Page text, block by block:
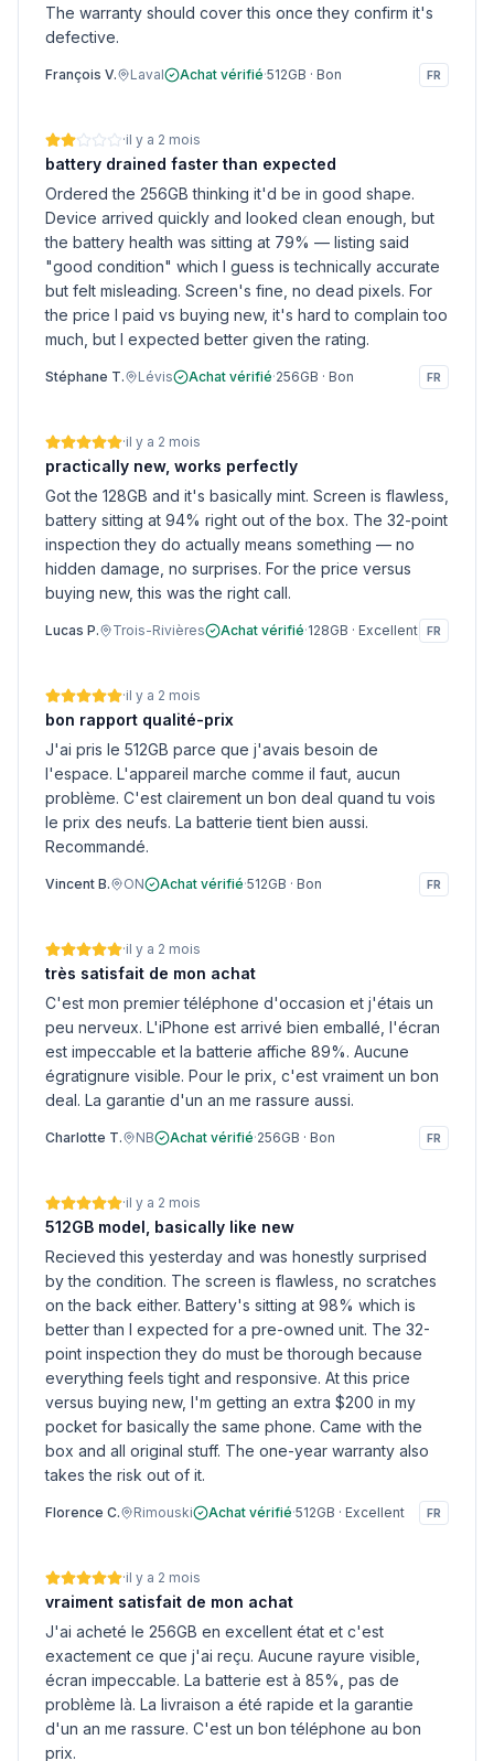
The warranty should cover this once they confirm it's
defective.
François V. Laval Achat vérifié·512GB · Bon FR
·il y a 2 mois
battery drained faster than expected
Ordered the 256GB thinking it'd be in good shape.
Device arrived quickly and looked clean enough, but
the battery health was sitting at 79% — listing said
"good condition" which I guess is technically accurate
but felt misleading. Screen's fine, no dead pixels. For
the price I paid vs buying new, it's hard to complain too
much, but I expected better given the rating.
Stéphane T. Lévis Achat vérifié·256GB · Bon FR
·il y a 2 mois
practically new, works perfectly
Got the 128GB and it's basically mint. Screen is flawless,
battery sitting at 94% right out of the box. The 32-point
inspection they do actually means something — no
hidden damage, no surprises. For the price versus
buying new, this was the right call.
Lucas P. Trois-Rivières Achat vérifié·128GB · Excellent FR
·il y a 2 mois
bon rapport qualité-prix
J'ai pris le 512GB parce que j'avais besoin de
l'espace. L'appareil marche comme il faut, aucun
problème. C'est clairement un bon deal quand tu vois
le prix des neufs. La batterie tient bien aussi.
Recommandé.
Vincent B. ON Achat vérifié·512GB · Bon FR
·il y a 2 mois
très satisfait de mon achat
C'est mon premier téléphone d'occasion et j'étais un
peu nerveux. L'iPhone est arrivé bien emballé, l'écran
est impeccable et la batterie affiche 89%. Aucune
égratignure visible. Pour le prix, c'est vraiment un bon
deal. La garantie d'un an me rassure aussi.
Charlotte T. NB Achat vérifié·256GB · Bon FR
·il y a 2 mois
512GB model, basically like new
Recieved this yesterday and was honestly surprised
by the condition. The screen is flawless, no scratches
on the back either. Battery's sitting at 98% which is
better than I expected for a pre-owned unit. The 32-
point inspection they do must be thorough because
everything feels tight and responsive. At this price
versus buying new, I'm getting an extra $200 in my
pocket for basically the same phone. Came with the
box and all original stuff. The one-year warranty also
takes the risk out of it.
Florence C. Rimouski Achat vérifié·512GB · Excellent FR
·il y a 2 mois
vraiment satisfait de mon achat
J'ai acheté le 256GB en excellent état et c'est
exactement ce que j'ai reçu. Aucune rayure visible,
écran impeccable. La batterie est à 85%, pas de
problème là. La livraison a été rapide et la garantie
d'un an me rassure. C'est un bon téléphone au bon
prix.